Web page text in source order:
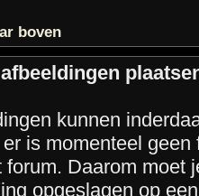
boven
kunnen
is momenteel
forum. Daarom moet
opgeslagen op